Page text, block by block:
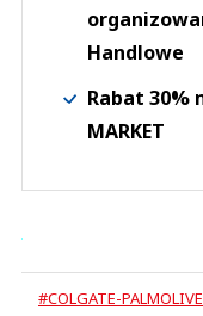
Handlowe
Rabat 30%
MARKET
#COLGATE-PALMOLIVE